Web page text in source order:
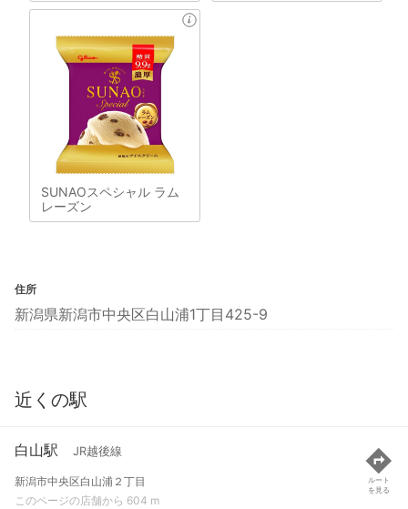
SUNAOスペシャル ラム
レーズン
住所
新潟県新潟市中央区白山浦1丁目425-9
近くの駅
白山駅 JR越後線
新潟市中央区白山浦２丁目
このページの店舗から 604 m
ルート
を見る